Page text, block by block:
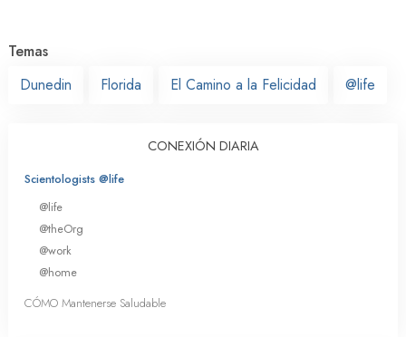
Temas
Dunedin
Florida El Camino a la Felicidad @life
CONEXIÓN DIARIA
Scientologists @life
@life
@theOrg
@work
@home
CÓMO Mantenerse Saludable